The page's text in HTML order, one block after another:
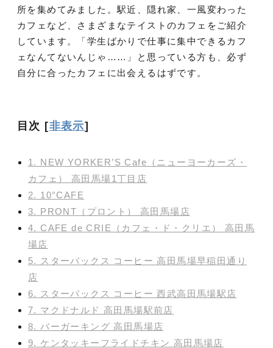
所を集めてみました。駅近、隠れ家、一風変わった
カフェなど、さまざまなテイストのカフェをご紹介
しています。「学生ばかりで仕事に集中できるカフ
ェなんてないんじゃ……」と思っている方も、必ず
自分に合ったカフェに出会えるはずです。
目次 [非表示]
1. NEW YORKER’S Cafe（ニューヨーカーズ・
カフェ） 高田馬場1丁目店
2. 10°CAFE
3. PRONT（プロント） 高田馬場店
4. CAFE de CRIE（カフェ・ド・クリエ） 高田馬
場店
5. スターバックス コーヒー 高田馬場早稲田通り
店
6. スターバックス コーヒー 西武高田馬場駅店
7. マクドナルド 高田馬場駅前店
8. バーガーキング 高田馬場店
9. ケンタッキーフライドチキン 高田馬場店